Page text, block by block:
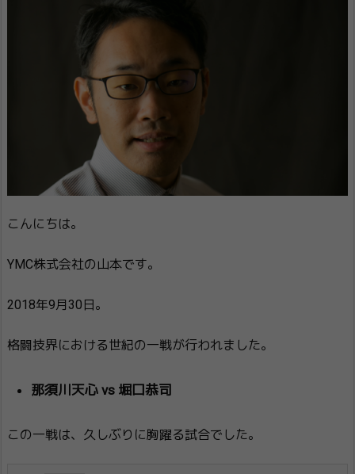
こんにちは。
YMC株式会社の山本です。
2018年9月30日。
格闘技界における世紀の一戦が行われました。
那須川天心 vs 堀口恭司
この一戦は、久しぶりに胸躍る試合でした。